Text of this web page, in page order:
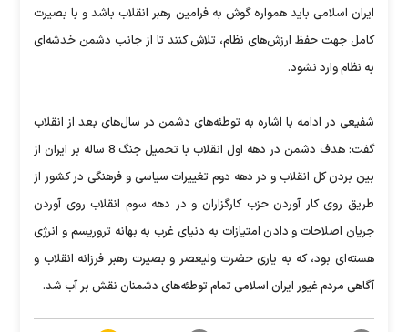
ایران اسلامی باید همواره گوش به فرامین رهبر انقلاب باشد و با بصیرت
کامل جهت حفظ ارزش‌های نظام، تلاش کنند تا از جانب دشمن خدشه‌ای
به نظام وارد نشود.
شفیعی در ادامه با اشاره به توطئه‌های دشمن در سال‌های بعد از انقلاب
گفت: هدف دشمن در دهه اول انقلاب با تحمیل جنگ 8 ساله بر ایران از
بین بردن کل انقلاب و در دهه دوم تغییرات سیاسی و فرهنگی در کشور از
طریق روی کار آوردن حزب کارگزاران و در دهه سوم انقلاب روی آوردن
جریان اصلاحات و دادن امتیازات به دنیای غرب به بهانه تروریسم و انرژی
هسته‌ای بود، که به یاری حضرت ولیعصر و بصیرت رهبر فرزانه انقلاب و
آگاهی مردم غیور ایران اسلامی تمام توطئه‌های دشمنان نقش بر آب شد.